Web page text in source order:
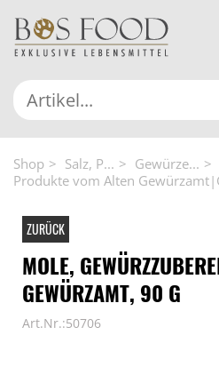
Shop Salz, P...
Gewürze...
Produkte vom Alten
ZURÜCK
MOLE,
GEWÜRZAMT, 90 G
Art.Nr.:50706